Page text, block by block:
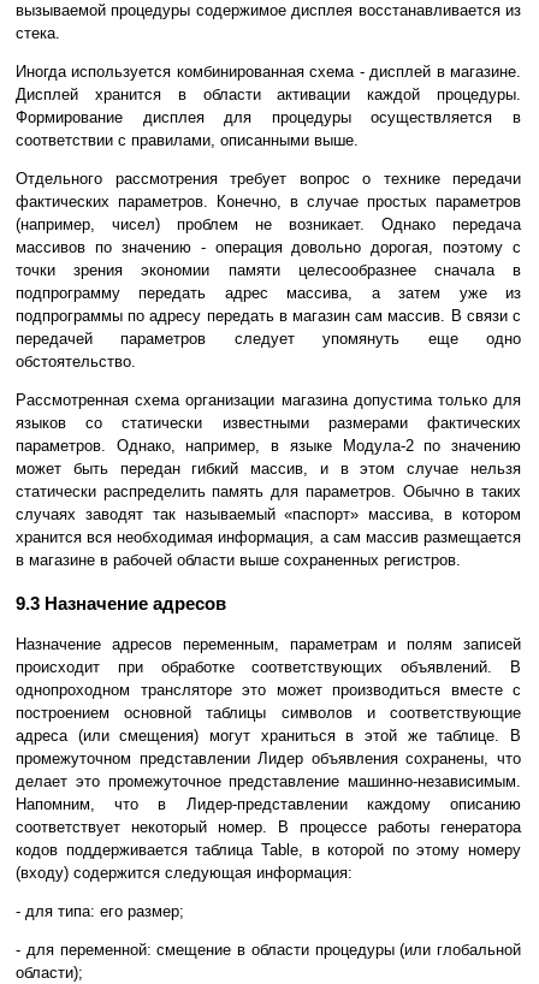
вызываемой процедуры содержимое дисплея восстанавливается из
стека.
Иногда используется комбинированная схема - дисплей в магазине.
Дисплей хранится в области активации каждой процедуры.
Формирование дисплея для процедуры осуществляется в
соответствии с правилами, описанными выше.
Отдельного рассмотрения требует вопрос о технике передачи
фактических параметров. Конечно, в случае простых параметров
(например, чисел) проблем не возникает. Однако передача
массивов по значению - операция довольно дорогая, поэтому с
точки зрения экономии памяти целесообразнее сначала в
подпрограмму передать адрес массива, а затем уже из
подпрограммы по адресу передать в магазин сам массив. В связи с
передачей параметров следует упомянуть еще одно
обстоятельство.
Рассмотренная схема организации магазина допустима только для
языков со статически известными размерами фактических
параметров. Однако, например, в языке Модула-2 по значению
может быть передан гибкий массив, и в этом случае нельзя
статически распределить память для параметров. Обычно в таких
случаях заводят так называемый «паспорт» массива, в котором
хранится вся необходимая информация, а сам массив размещается
в магазине в рабочей области выше сохраненных регистров.
9.3 Назначение адресов
Назначение адресов переменным, параметрам и полям записей
происходит при обработке соответствующих объявлений. В
однопроходном трансляторе это может производиться вместе с
построением основной таблицы символов и соответствующие
адреса (или смещения) могут храниться в этой же таблице. В
промежуточном представлении Лидер объявления сохранены, что
делает это промежуточное представление машинно-независимым.
Напомним, что в Лидер-представлении каждому описанию
соответствует некоторый номер. В процессе работы генератора
кодов поддерживается таблица Table, в которой по этому номеру
(входу) содержится следующая информация:
- для типа: его размер;
- для переменной: смещение в области процедуры (или глобальной
области);